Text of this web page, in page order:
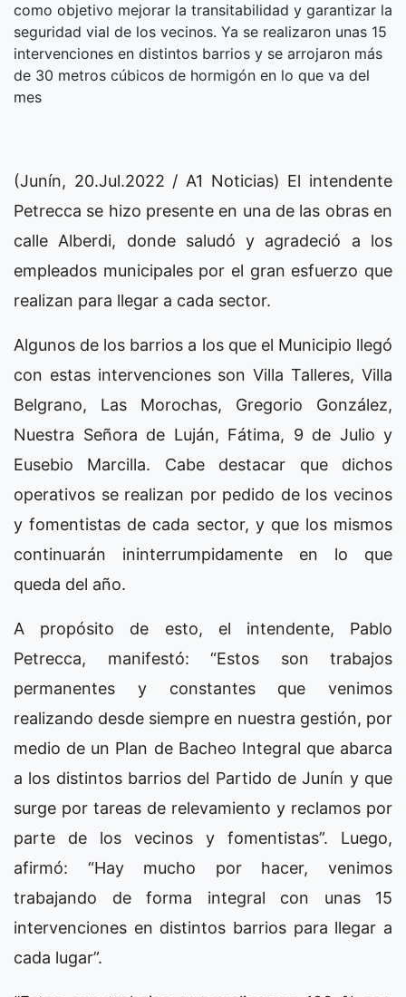
como objetivo mejorar la transitabilidad y garantizar la
seguridad vial de los vecinos. Ya se realizaron unas 15
intervenciones en distintos barrios y se arrojaron más
de 30 metros cúbicos de hormigón en lo que va del
mes
(Junín, 20.Jul.2022 / A1 Noticias) El intendente
Petrecca se hizo presente en una de las obras en
calle Alberdi, donde saludó y agradeció a los
empleados municipales por el gran esfuerzo que
realizan para llegar a cada sector.
Algunos de los barrios a los que el Municipio llegó
con estas intervenciones son Villa Talleres, Villa
Belgrano, Las Morochas, Gregorio González,
Nuestra Señora de Luján, Fátima, 9 de Julio y
Eusebio Marcilla. Cabe destacar que dichos
operativos se realizan por pedido de los vecinos
y fomentistas de cada sector, y que los mismos
continuarán ininterrumpidamente en lo que
queda del año.
A propósito de esto, el intendente, Pablo
Petrecca, manifestó: “Estos son trabajos
permanentes y constantes que venimos
realizando desde siempre en nuestra gestión, por
medio de un Plan de Bacheo Integral que abarca
a los distintos barrios del Partido de Junín y que
surge por tareas de relevamiento y reclamos por
parte de los vecinos y fomentistas”. Luego,
afirmó: “Hay mucho por hacer, venimos
trabajando de forma integral con unas 15
intervenciones en distintos barrios para llegar a
cada lugar”.